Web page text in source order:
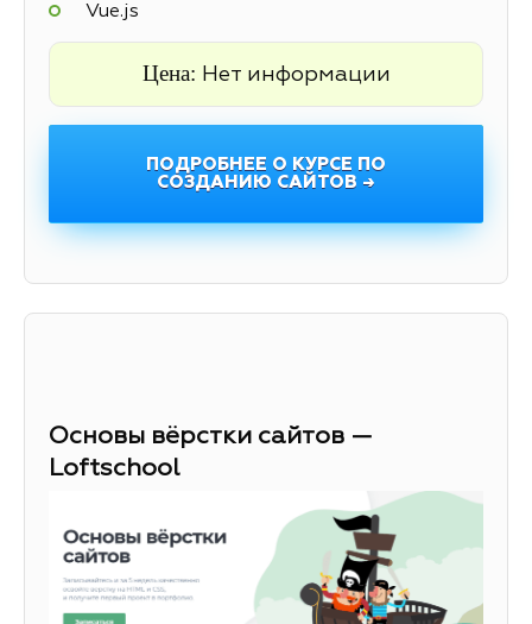
Vue.js
Цена: Нет информации
ПОДРОБНЕЕ О КУРСЕ ПО
СОЗДАНИЮ САЙТОВ →
Основы вёрстки сайтов —
Loftschool